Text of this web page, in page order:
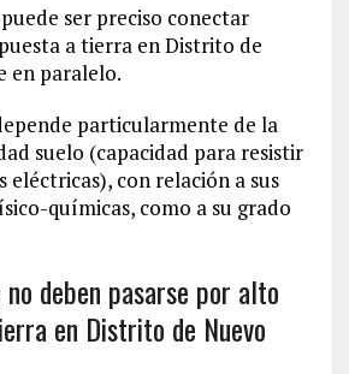
ser preciso conectar
a tierra en Distrito de
en paralelo.
particularmente de la
suelo (capacidad para resistir
eléctricas), con relación a sus
químicas, como a su grado
no deben pasarse por alto
en Distrito de Nuevo